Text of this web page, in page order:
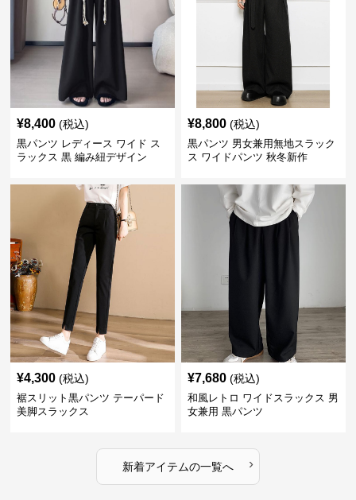
¥8,400 (税込)
黒パンツ レディース ワイド ス
ラックス 黒 編み紐デザイン
¥8,800 (税込)
黒パンツ 男女兼用無地スラック
ス ワイドパンツ 秋冬新作
¥4,300 (税込)
裾スリット黒パンツ テーパード
美脚スラックス
¥7,680 (税込)
和風レトロ ワイドスラックス 男
女兼用 黒パンツ
新着アイテムの一覧へ ›